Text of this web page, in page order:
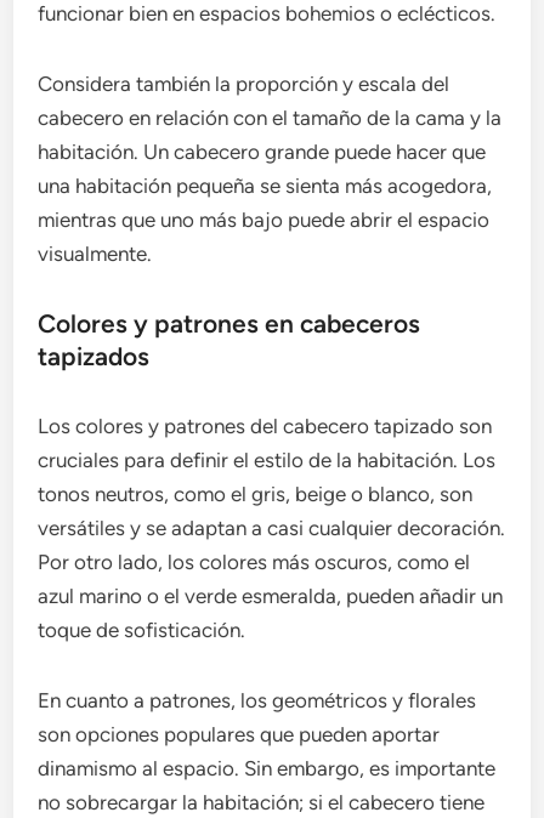
funcionar bien en espacios bohemios o eclécticos.
Considera también la proporción y escala del
cabecero en relación con el tamaño de la cama y la
habitación. Un cabecero grande puede hacer que
una habitación pequeña se sienta más acogedora,
mientras que uno más bajo puede abrir el espacio
visualmente.
Colores y patrones en cabeceros
tapizados
Los colores y patrones del cabecero tapizado son
cruciales para definir el estilo de la habitación. Los
tonos neutros, como el gris, beige o blanco, son
versátiles y se adaptan a casi cualquier decoración.
Por otro lado, los colores más oscuros, como el
azul marino o el verde esmeralda, pueden añadir un
toque de sofisticación.
En cuanto a patrones, los geométricos y florales
son opciones populares que pueden aportar
dinamismo al espacio. Sin embargo, es importante
no sobrecargar la habitación; si el cabecero tiene